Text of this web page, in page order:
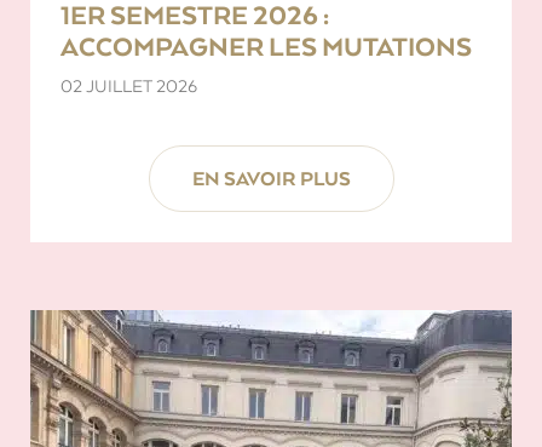
1ER SEMESTRE 2026 :
ACCOMPAGNER LES MUTATIONS
02 JUILLET 2026
EN SAVOIR PLUS